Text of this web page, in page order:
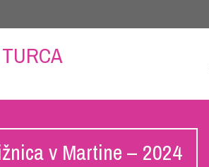
v Martine – 2024